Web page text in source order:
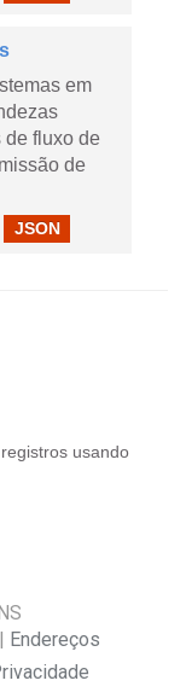
em
de fluxo de
de
JSON
usando
Endereços